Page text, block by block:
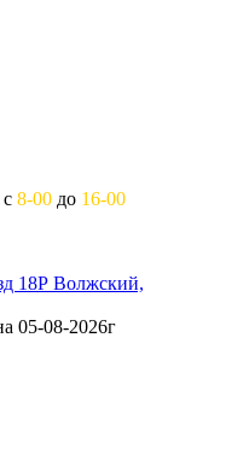
8-00 до 16-00
18Р Волжский,
05-08-2026г